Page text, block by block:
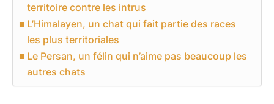
territoire contre les intrus
L’Himalayen, un chat qui fait partie des races
les plus territoriales
Le Persan, un félin qui n’aime pas beaucoup les
autres chats